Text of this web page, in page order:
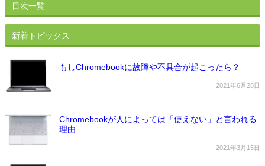
目次一覧
新着トピックス
もしChromebookに故障や不具合が起こったら？
2021年6月28日
Chromebookが人によっては「使えない」と言われる
理由
2021年3月15日